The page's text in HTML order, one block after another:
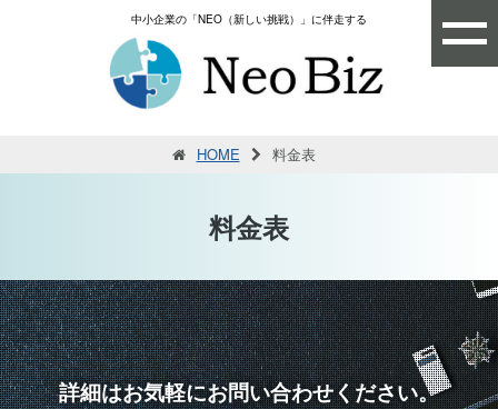
中小企業の「NEO（新しい挑戦）」に伴走する
HOME 料金表
料金表
詳細はお気軽にお問い合わせください。